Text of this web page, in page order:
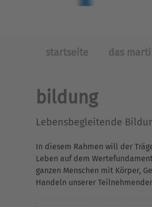
startseite das
bildung
Lebensbegleitende
In diesem Rahmen will der
Leben auf dem
ganzen Menschen mit Körper,
Handeln unserer